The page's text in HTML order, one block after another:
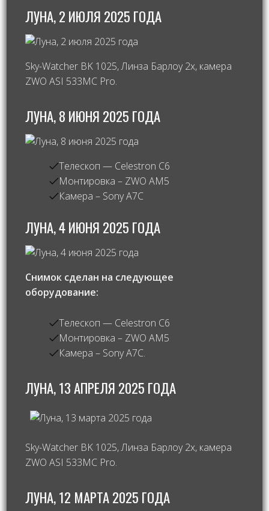
ЛУНА, 2 ИЮЛЯ 2025 ГОДА
Sky-Watcher BK 1025, Линза Барлоу 2х, камера
ZWO ASI 533MC Pro.
ЛУНА, 8 ИЮНЯ 2025 ГОДА
Телескоп — Celestron C6
Монтировка – ZWO AM5
Камера – Sony A7C
ЛУНА, 4 ИЮНЯ 2025 ГОДА
Снимок сделан на следующее
оборудование:
Телескоп — Celestron C6
Монтировка – ZWO AM5
Камера – Sony A7C.
ЛУНА, 13 АПРЕЛЯ 2025 ГОДА
Sky-Watcher BK 1025, Линза Барлоу 2х, камера
ZWO ASI 533MC Pro.
ЛУНА, 12 МАРТА 2025 ГОДА